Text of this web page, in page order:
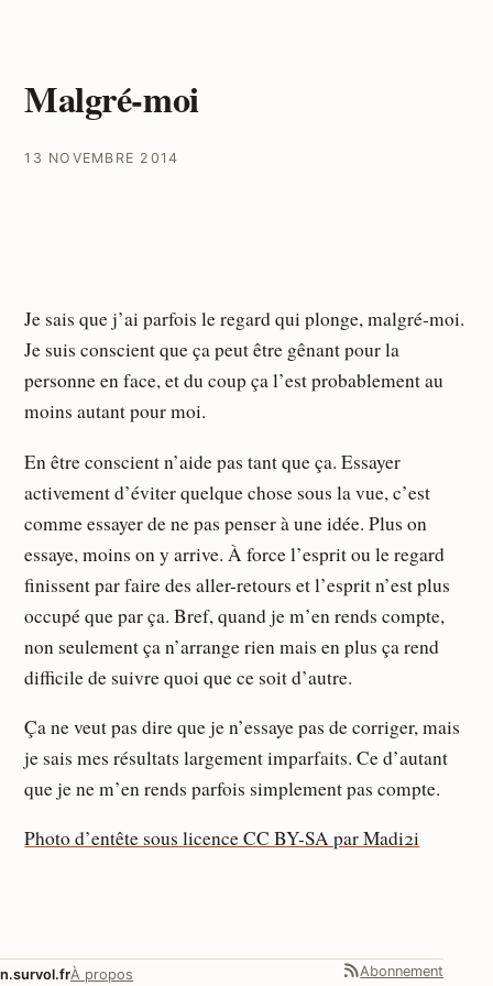
Malgré-moi
13 NOVEMBRE 2014
Je sais que j’ai parfois le regard qui plonge, malgré-moi.
Je suis conscient que ça peut être gênant pour la
personne en face, et du coup ça l’est probablement au
moins autant pour moi.
En être conscient n’aide pas tant que ça. Essayer
activement d’éviter quelque chose sous la vue, c’est
comme essayer de ne pas penser à une idée. Plus on
essaye, moins on y arrive. À force l’esprit ou le regard
finissent par faire des aller-retours et l’esprit n’est plus
occupé que par ça. Bref, quand je m’en rends compte,
non seulement ça n’arrange rien mais en plus ça rend
difficile de suivre quoi que ce soit d’autre.
Ça ne veut pas dire que je n’essaye pas de corriger, mais
je sais mes résultats largement imparfaits. Ce d’autant
que je ne m’en rends parfois simplement pas compte.
Photo d’entête sous licence CC BY-SA par Madi2i
n.survol.frÀ propos Abonnement